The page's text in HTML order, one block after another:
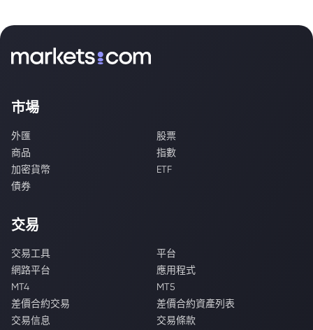
市場
外匯
股票
商品
指數
加密貨幣
ETF
債券
交易
交易工具
平台
網路平台
應用程式
MT4
MT5
差價合約交易
差價合約資產列表
交易信息
交易條款